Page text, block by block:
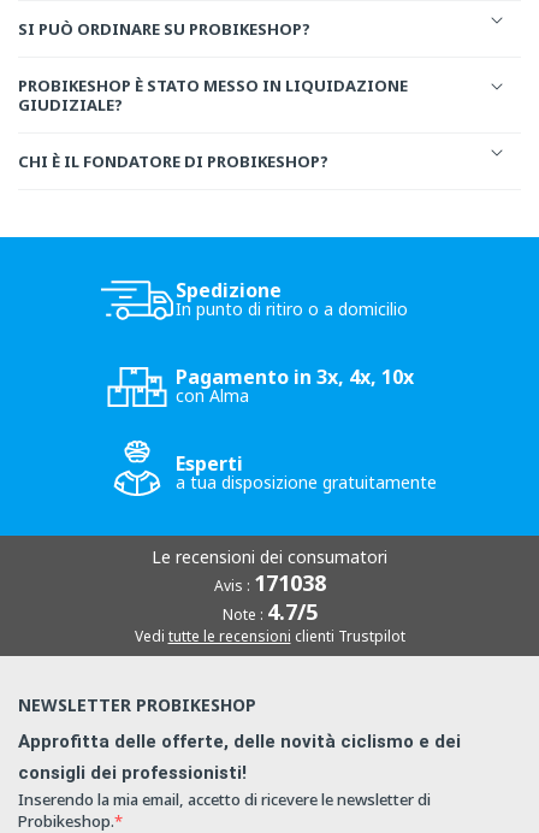
SI PUÒ ORDINARE SU PROBIKESHOP?
PROBIKESHOP È STATO MESSO IN LIQUIDAZIONE
GIUDIZIALE?
CHI È IL FONDATORE DI PROBIKESHOP?
Spedizione
In punto di ritiro o a domicilio
Pagamento in 3x, 4x, 10x
con Alma
Esperti
a tua disposizione gratuitamente
Le recensioni dei consumatori
Avis : 171038
Note : 4.7/5
Vedi tutte le recensioni clienti Trustpilot
NEWSLETTER PROBIKESHOP
Approfitta delle offerte, delle novità ciclismo e dei
consigli dei professionisti!
Inserendo la mia email, accetto di ricevere le newsletter di
Probikeshop.